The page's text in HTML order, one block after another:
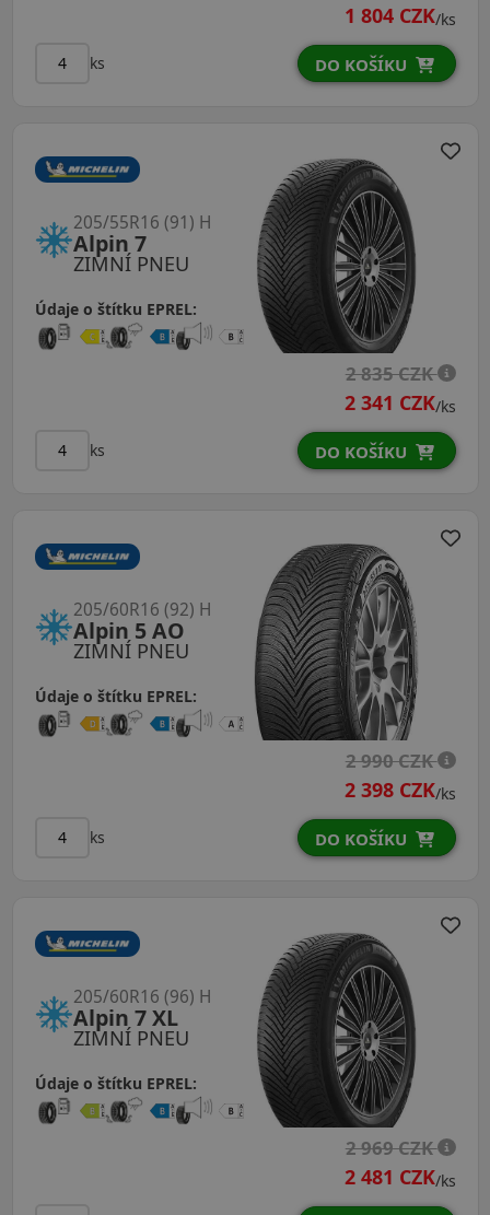
1 804 CZK/ks
ks DO KOŠÍKU
ZIMNÍ PNEU
Alpin 7
205/55R16 (91) H
Údaje o štítku EPREL:
2 835 CZK
2 341 CZK/ks
ks DO KOŠÍKU
ZIMNÍ PNEU
Alpin 5 AO
205/60R16 (92) H
Údaje o štítku EPREL:
2 990 CZK
2 398 CZK/ks
ks DO KOŠÍKU
ZIMNÍ PNEU
Alpin 7 XL
205/60R16 (96) H
Údaje o štítku EPREL:
2 969 CZK
2 481 CZK/ks